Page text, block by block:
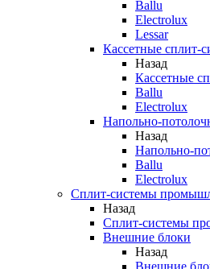
Ballu
Electrolux
Lessar
Кассетные сплит-
Назад
Кассетные
Ballu
Electrolux
Напольно-
Назад
Напольно-
Ballu
Electrolux
Сплит-системы
Назад
Сплит-системы
Внешние блоки
Назад
Внешние